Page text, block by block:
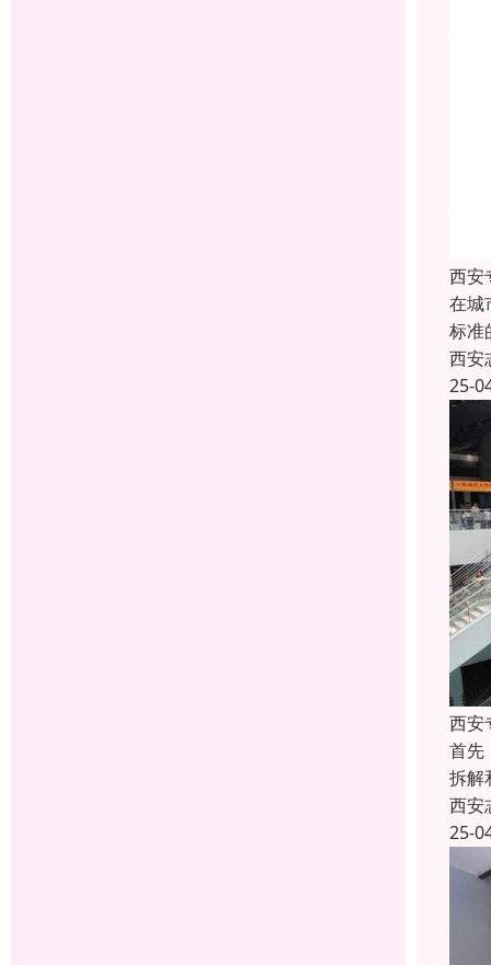
西安
在城
标准
西安
25-
西安
首先
拆解
西安
25-